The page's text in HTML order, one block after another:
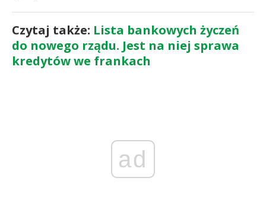
Czytaj także: Lista bankowych życzeń
do nowego rządu. Jest na niej sprawa
kredytów we frankach
ad